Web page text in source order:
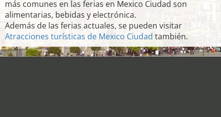
más comunes en las ferias en Mexico Ciudad son
alimentarias, bebidas y electrónica.
Además de las ferias actuales, se pueden visitar
Atracciones turísticas de Mexico Ciudad también.